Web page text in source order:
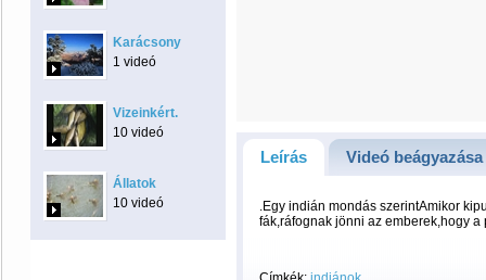
Karácsony
1 videó
Vizeinkért.
10 videó
Állatok
10 videó
Leírás Videó beágyazása
.Egy indián mondás szerintAmikor
fák,ráfognak jönni az emberek,hogy